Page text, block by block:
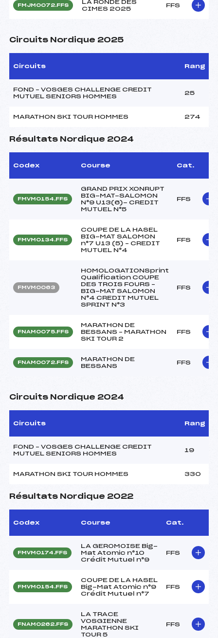
FMJM0072.FFS
LA RONDE DES
CIMES 2025
FFS
Circuits Nordique 2025
Circuits Rang
FOND – VOSGES CHALLENGE CREDIT
MUTUEL SENIORS HOMMES
25
MARATHON SKI TOUR HOMMES 274
Résultats Nordique 2024
Codex Course Cat.
FMVM0154.FFS
GRAND PRIX XONRUPT
BIG-MAT-SALOMON
N°9 U13(6)- CREDIT
MUTUEL N°5
FFS
FMVM0134.FFS
COUPE DE LA HASEL
BIG-MAT SALOMON
n°7 U13 (5) – CREDIT
MUTUEL N°4
FFS
FMVM0063
HOMOLOGATIONSprint
Qualification COUPE
DES TROIS FOURS –
BIG-MAT SALOMON
N°4 CREDIT MUTUEL
SPRINT N°3
FFS
FNAM0075.FFS
MARATHON DE
BESSANS – MARATHON
SKI TOUR 2
FFS
FNAM0072.FFS
MARATHON DE
BESSANS
FFS
Circuits Nordique 2024
Circuits Rang
FOND – VOSGES CHALLENGE CREDIT
MUTUEL SENIORS HOMMES
19
MARATHON SKI TOUR HOMMES 330
Résultats Nordique 2022
Codex Course Cat.
FMVM0174.FFS
LA GEROMOISE Big-
Mat Atomic n°10
Crédit Mutuel n°9
FFS
FMVM0154.FFS
COUPE DE LA HASEL
Big-Mat Atomic n°9
Crédit Mutuel n°7
FFS
FNAM0262.FFS
LA TRACE
VOSGIENNE
MARATHON SKI
TOUR 5
FFS